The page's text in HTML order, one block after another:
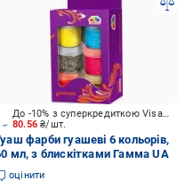
80.56₴/шт.
До -10% з суперкредиткою Visa Вигода
фарби гуашеві 6 кольорів,
мл, з блискітками Гамма UA
оцінити